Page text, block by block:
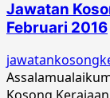
Jawatan
Februari 2016